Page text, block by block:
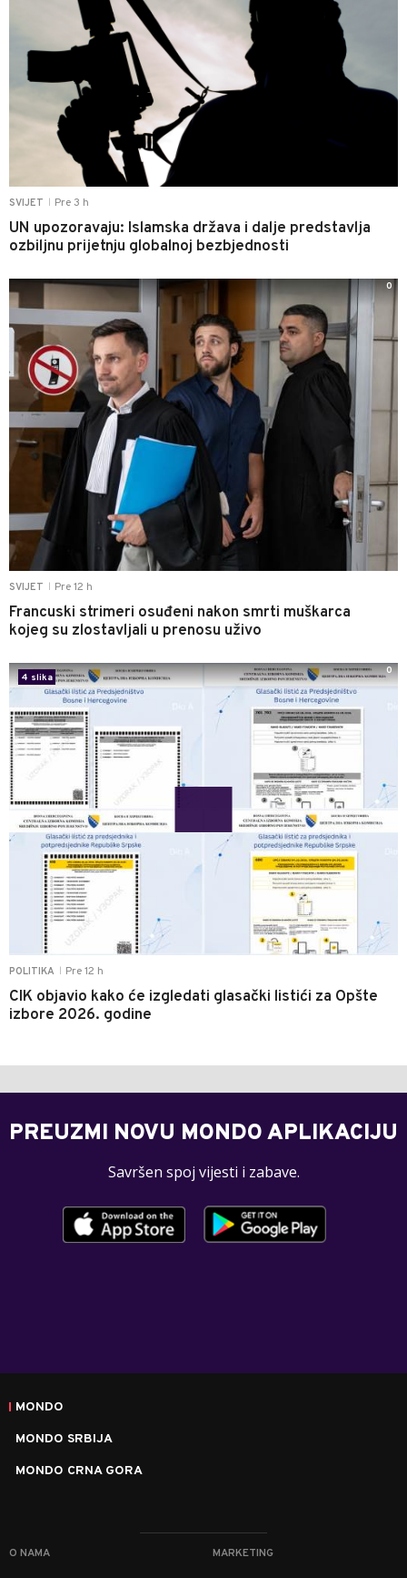
SVIJET Pre 3 h
UN upozoravaju: Islamska država i dalje predstavlja
ozbiljnu prijetnju globalnoj bezbjednosti
SVIJET Pre 12 h
Francuski strimeri osuđeni nakon smrti muškarca
kojeg su zlostavljali u prenosu uživo
0
POLITIKA Pre 12 h
CIK objavio kako će izgledati glasački listići za Opšte
izbore 2026. godine
4 slika
0
PREUZMI NOVU MONDO APLIKACIJU
Savršen spoj vijesti i zabave.
MONDO
MONDO SRBIJA
MONDO CRNA GORA
O NAMA MARKETING